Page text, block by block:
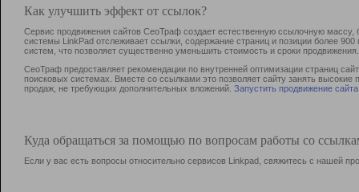
Как улучшить эффект от ссылок?
Сервис продвижения сайтов СеоТраф создает естественную ссылочную
системы LinkPad отслеживает ссылки, содержание страниц и позиции более
систем, что позволяет существенно уменьшить стоимость и сроки продвижения.
СеоТраф предоставляет рекомендации по внутренней оптимизации страниц
поисковых системах. Вместе со ссылками это позволяет сайту занять
продаж, не требующих дополнительных вложений. Запустить продвижение сайта
Куда обращаться за помощью по вопросам работы со
Если у вас есть вопросы относительно сервисов Linkpad, свяжитесь с нашей